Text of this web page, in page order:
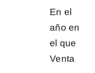
En el
año en
el que
Venta